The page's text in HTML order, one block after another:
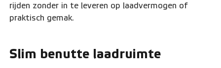
rijden zonder in te leveren op laadvermogen of
praktisch gemak.
Slim benutte laadruimte